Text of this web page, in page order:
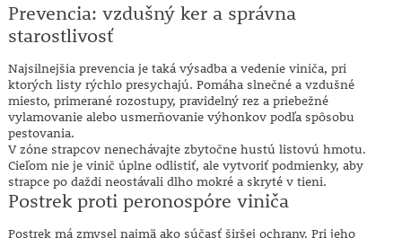
Prevencia: vzdušný ker a správna
starostlivosť
Najsilnejšia prevencia je taká výsadba a vedenie viniča, pri
ktorých listy rýchlo presychajú. Pomáha slnečné a vzdušné
miesto, primerané rozostupy, pravidelný rez a priebežné
vylamovanie alebo usmerňovanie výhonkov podľa spôsobu
pestovania.
V zóne strapcov nenechávajte zbytočne hustú listovú hmotu.
Cieľom nie je vinič úplne odlistiť, ale vytvoriť podmienky, aby
strapce po daždi neostávali dlho mokré a skryté v tieni.
Postrek proti peronospóre viniča
Postrek má zmysel najmä ako súčasť širšej ochrany. Pri jeho